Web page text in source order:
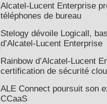
Alcatel-Lucent Enterprise
téléphones de bureau
Stelogy dévoile Logicall,
d’Alcatel-Lucent Enterprise
Rainbow d’Alcatel-Lucent
certification de sécurité
ALE Connect poursuit son
CCaaS